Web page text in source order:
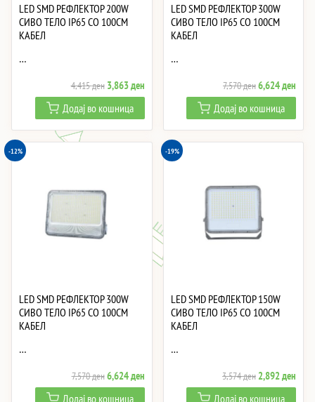
LED SMD РЕФЛЕКТОР 200W
СИВО ТЕЛО IP65 СО 100CM
КАБЕЛ
…
4,415ден Original
price
was:
4,415 ден.
3,863денCurrent
price
is:
3,863 ден.
Додај во кошница
LED SMD РЕФЛЕКТОР 300W
СИВО ТЕЛО IP65 СО 100CM
КАБЕЛ
…
7,570денOriginal
price
was:
7,570 ден.
6,624ден
price
is:
Додај во кошница
-12%
LED SMD РЕФЛЕКТОР 300W
СИВО ТЕЛО IP65 СО 100CM
КАБЕЛ
…
7,570денOriginal
price
6,624денCurrent
price
Додај во кошница
-19%
LED SMD РЕФЛЕКТОР 150W
СИВО ТЕЛО IP65 СО 100CM
КАБЕЛ
…
3,574ден Original
price
2,892ден
price
Додај во кошница